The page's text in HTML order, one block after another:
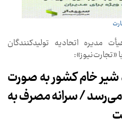
مدیره اتحادیه تولیدکنندگان
«تجارت‌نیوز»:
شیر خام کشور به صورت
می‌رسد / سرانه مصرف به